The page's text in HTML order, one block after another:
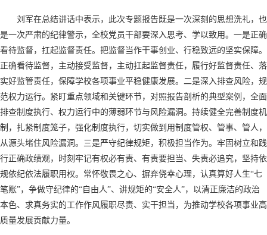
刘军在总结讲话中表示，此次专题报告既是一次深刻的思想洗礼，也
是一次严肃的纪律警示，全校党员干部要深入思考、学以致用。一是正确
看待监督，扛起监督责任。把监督当作干事创业、行稳致远的坚实保障。
正确看待监督，主动接受监督，主动扛起监督责任，履行好监督责任、落
实好监管责任，保障学校各项事业平稳健康发展。二是深入排查风险，规
范权力运行。紧盯重点领域和关键环节，对照报告剖析的典型案例，全面
排查制度执行、权力运行中的薄弱环节与风险漏洞。持续健全完善制度机
制，扎紧制度笼子，强化制度执行，切实做到用制度管权、管事、管人，
从源头堵住风险漏洞。三是严守纪律规矩，积极担当作为。牢固树立和践
行正确政绩观，时刻牢记有权必有责、有责要担当、失责必追究，坚持依
规依纪依法履职用权。常怀敬畏之心、摒弃侥幸心理，认真算好人生“七
笔账”，争做守纪律的“自由人”、讲规矩的“安全人”，以清正廉洁的政治
本色、求真务实的工作作风履职尽责、实干担当，为推动学校各项事业高
质量发展贡献力量。